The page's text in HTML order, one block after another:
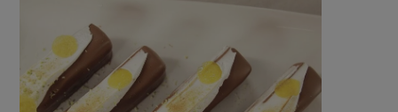
bretonse
koek,
citroen
en
meringue